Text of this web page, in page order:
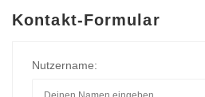
Kontakt-Formular
Nutzername: